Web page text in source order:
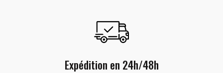
Expédition en 24h/48h